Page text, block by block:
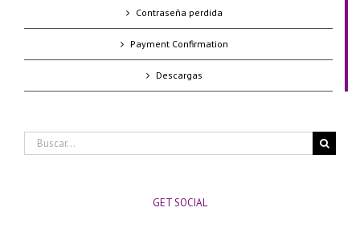
Contraseña perdida
Payment Confirmation
Descargas
Buscar:
GET SOCIAL